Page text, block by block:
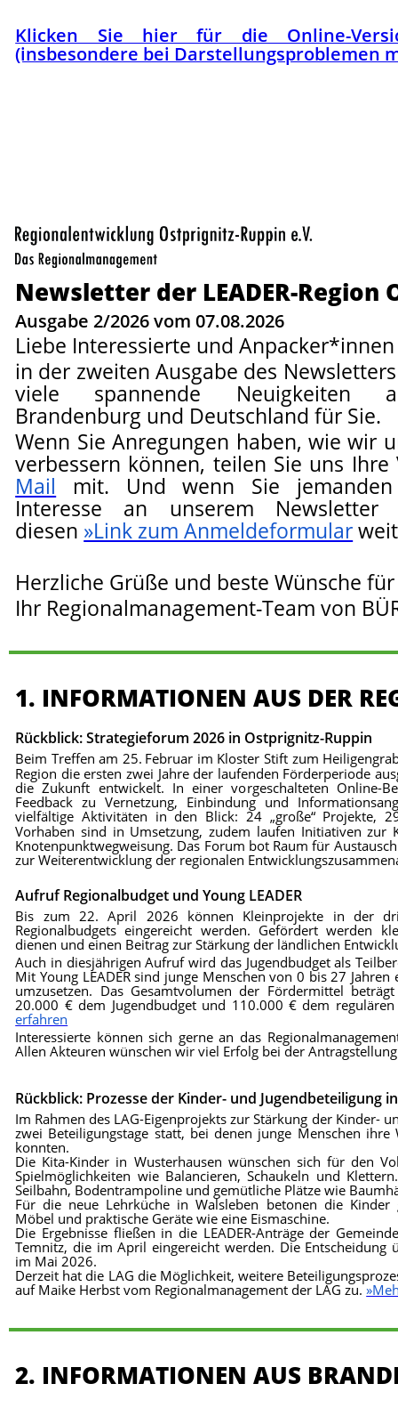
Klicken Sie hier für die Online-
(insbesondere bei Darstellungsproblemen
Newsletter der LEADER-Region
Ausgabe 2/2026 vom 07.08.2026
Liebe Interessierte und
in der zweiten Ausgabe des
viele spannende Neuigkeiten
Brandenburg und Deutschland für Sie.
Wenn Sie Anregungen haben, wie wir
verbessern können, teilen Sie uns
Mail mit. Und wenn Sie
Interesse an unserem
diesen »Link zum Anmeldeformular
Herzliche Grüße und beste Wünsche
Ihr Regionalmanagement-Team von
1. INFORMATIONEN AUS DER
Rückblick: Strategieforum 2026 in Ostprignitz-Ruppin
Beim Treffen am 25. Februar im Kloster Stift zum
Region die ersten zwei Jahre der laufenden Förderperiode
die Zukunft entwickelt. In einer vorgeschalteten Online-
Feedback zu Vernetzung, Einbindung und
vielfältige Aktivitäten in den Blick: 24 „große“ Projekte,
Vorhaben sind in Umsetzung, zudem laufen Initiativen zur
Knotenpunktwegweisung. Das Forum bot Raum für
zur Weiterentwicklung der regionalen
Aufruf Regionalbudget und Young LEADER
Bis zum 22. April 2026 können Kleinprojekte in der
Regionalbudgets eingereicht werden. Gefördert werden
dienen und einen Beitrag zur Stärkung der ländlichen
Auch in diesjährigen Aufruf wird das Jugendbudget als
Mit Young LEADER sind junge Menschen von 0 bis 27
umzusetzen. Das Gesamtvolumen der Fördermittel
20.000 € dem Jugendbudget und 110.000 € dem
erfahren
Interessierte können sich gerne an das
Allen Akteuren wünschen wir viel Erfolg bei der
Rückblick: Prozesse der Kinder- und Jugendbeteiligung
Im Rahmen des LAG-Eigenprojekts zur Stärkung der Kinder-
zwei Beteiligungstage statt, bei denen junge Menschen ihre
konnten.
Die Kita-Kinder in Wusterhausen wünschen sich für den
Spielmöglichkeiten wie Balancieren, Schaukeln und
Seilbahn, Bodentrampoline und gemütliche Plätze wie
Für die neue Lehrküche in Walsleben betonen die Kinder
Möbel und praktische Geräte wie eine Eismaschine.
Die Ergebnisse fließen in die LEADER-Anträge der
Temnitz, die im April eingereicht werden. Die Entscheidung
im Mai 2026.
Derzeit hat die LAG die Möglichkeit, weitere
auf Maike Herbst vom Regionalmanagement der LAG zu.
2. INFORMATIONEN AUS